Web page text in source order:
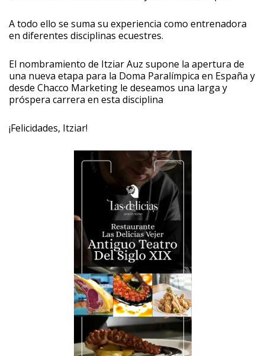
A todo ello se suma su experiencia como entrenadora
en diferentes disciplinas ecuestres.
El nombramiento de Itziar Auz supone la apertura de
una nueva etapa para la Doma Paralímpica en España y
desde Chacco Marketing le deseamos una larga y
próspera carrera en esta disciplina
¡Felicidades, Itziar!